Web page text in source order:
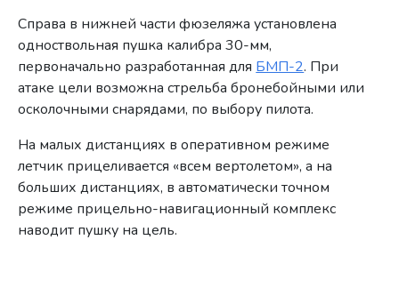
Справа в нижней части фюзеляжа установлена
одноствольная пушка калибра 30-мм,
первоначально разработанная для БМП-2. При
атаке цели возможна стрельба бронебойными или
осколочными снарядами, по выбору пилота.
На малых дистанциях в оперативном режиме
летчик прицеливается «всем вертолетом», а на
больших дистанциях, в автоматически точном
режиме прицельно-навигационный комплекс
наводит пушку на цель.